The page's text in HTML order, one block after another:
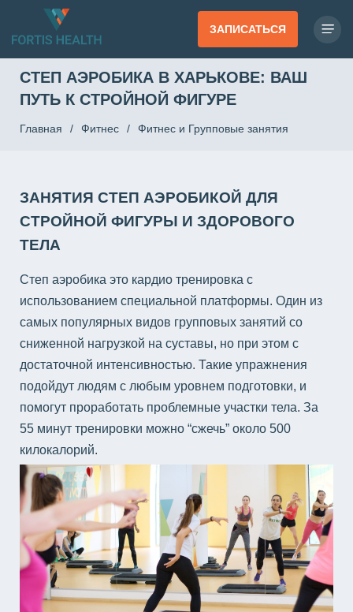
ЗАПИСАТЬСЯ
СТЕП АЭРОБИКА В ХАРЬКОВЕ: ВАШ
ПУТЬ К СТРОЙНОЙ ФИГУРЕ
Главная / Фитнес / Фитнес и Групповые занятия
ЗАНЯТИЯ СТЕП АЭРОБИКОЙ ДЛЯ
СТРОЙНОЙ ФИГУРЫ И ЗДОРОВОГО
ТЕЛА
Степ аэробика это кардио тренировка с
использованием специальной платформы. Один из
самых популярных видов групповых занятий со
сниженной нагрузкой на суставы, но при этом с
достаточной интенсивностью. Такие упражнения
подойдут людям с любым уровнем подготовки, и
помогут проработать проблемные участки тела. За
55 минут тренировки можно “сжечь” около 500
килокалорий.